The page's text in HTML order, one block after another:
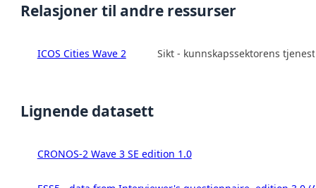
Relasjoner til andre ressurser
ICOS Cities Wave 2 Sikt - kunnskapssektorens
Lignende datasett
CRONOS-2 Wave 3 SE edition 1.0